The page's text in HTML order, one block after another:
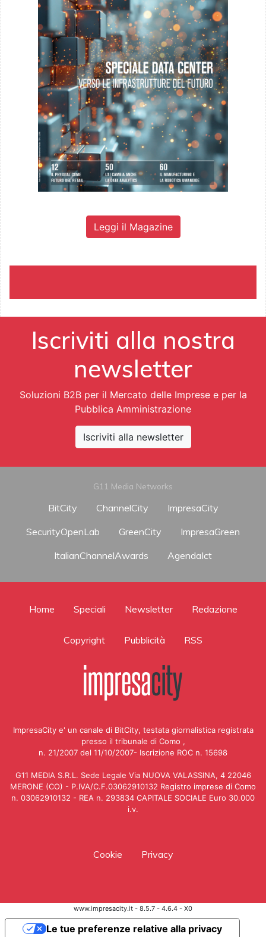
Leggi il Magazine
Iscriviti alla nostra
newsletter
Soluzioni B2B per il Mercato delle Imprese e per la
Pubblica Amministrazione
Iscriviti alla newsletter
G11 Media Networks
BitCity ChannelCity
ImpresaCity
SecurityOpenLab
GreenCity
ImpresaGreen
ItalianChannelAwards
AgendaIct
Home Speciali Newsletter Redazione
Copyright Pubblicità RSS
ImpresaCity e' un canale di BitCity, testata giornalistica registrata
presso il tribunale di Como ,
n. 21/2007 del 11/10/2007- Iscrizione ROC n. 15698
G11 MEDIA S.R.L. Sede Legale Via NUOVA VALASSINA, 4 22046
MERONE (CO) - P.IVA/C.F.03062910132 Registro imprese di Como
n. 03062910132 - REA n. 293834 CAPITALE SOCIALE Euro 30.000
i.v.
Cookie Privacy
www.impresacity.it - 8.5.7 - 4.6.4 - X0
Le tue preferenze relative alla privacy